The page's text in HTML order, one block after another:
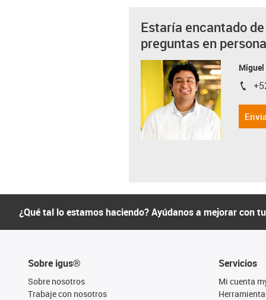
Estaría encantado
preguntas en persona
igus-
¿Qué tal lo estamos haciendo? Ayúdanos a mejorar con
Sobre igus®
Sobre nosotros
Trabaje con nosotros
Servicios
Mi cuenta